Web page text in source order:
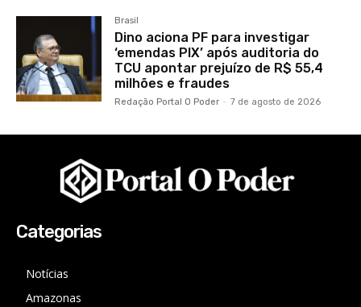
Brasil
Dino aciona PF para investigar
‘emendas PIX’ após auditoria do
TCU apontar prejuízo de R$ 55,4
milhões e fraudes
Redação Portal O Poder - 7 de agosto de 2026
Categorias
Notícias
Amazonas